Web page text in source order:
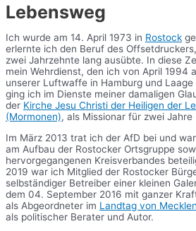
Lebensweg
Ich wurde am 14. April 1973 in Rostock
erlernte ich den Beruf des
zwei Jahrzehnte lang ausübte. In diese
mein Wehrdienst, den ich von April 1994
unserer Luftwaffe in Hamburg und
ging ich im Dienste meiner damaligen
der Kirche Jesu Christi der Heiligen der
(Mormonen), als Missionar für zwei Jahre
Im März 2013 trat ich der AfD bei und
am Aufbau der Rostocker Ortsgruppe
hervorgegangenen Kreisverbandes
2019 war ich Mitglied der Rostocker
selbständiger Betreiber einer kleinen
dem 04. September 2016 mit ganzer
als Abgeordneter im Landtag von
als politischer Berater und Autor.